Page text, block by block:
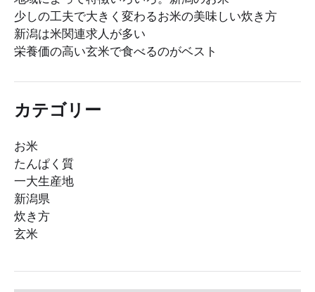
少しの工夫で大きく変わるお米の美味しい炊き方
新潟は米関連求人が多い
栄養価の高い玄米で食べるのがベスト
カテゴリー
お米
たんぱく質
一大生産地
新潟県
炊き方
玄米